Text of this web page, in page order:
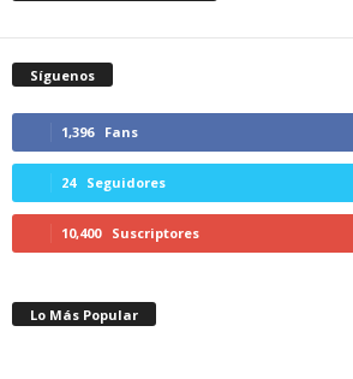
Síguenos
1,396 Fans
24 Seguidores
10,400 Suscriptores
Lo Más Popular